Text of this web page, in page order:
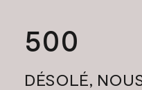
500
DÉSOLÉ,